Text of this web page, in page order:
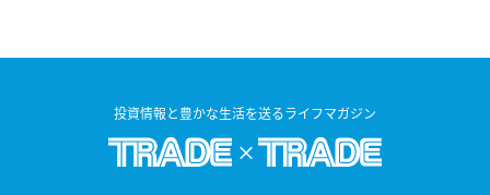
投資情報と豊かな生活を送るライフマガジン